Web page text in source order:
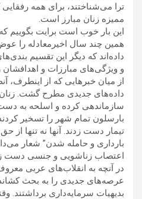
ترا می‌شناختند، برای همه رفقایی
ممیزه زنان مبارز است.
این بار خوب است برایت بگوییم
همین چند سال اخیرمعادله را
داده‌اند که دیگر این تقسیم
و ویژگی‌های مبارزات و
از میان خبرهایی که از
داده‌های جدیدی مطرح گشت.
سازماندهی کرده و اسلحه به دست
بارسلون تمام شهر را تسخیر
تیمار دست زدند. آنها نه تنها از
بارداری و حامله شدن” شعار
اعتصاب زناشویی و جنسی دست
​در آنچه به انقلاب‌های عربی
عرصه‌های جدیدی را به بحث
بدیهیات سرمایه‌داری برداشتند.